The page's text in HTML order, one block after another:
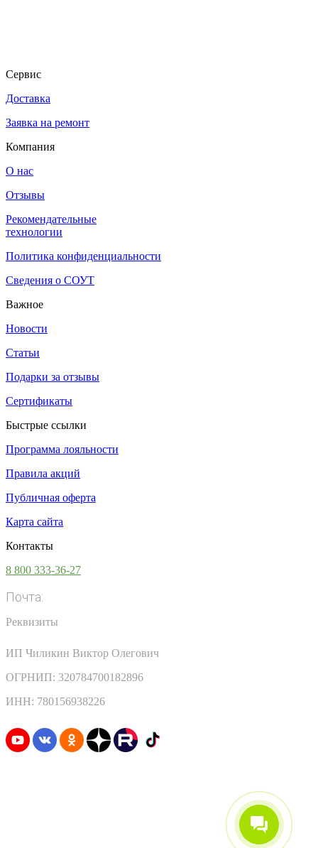
Сервис
Доставка
Заявка на ремонт
Компания
О нас
Отзывы
Рекомендательные
технологии
Политика конфиденциальности
Сведения о СОУТ
Важное
Новости
Статьи
Подарки за отзывы
Сертификаты
Быстрые ссылки
Программа лояльности
Правила акций
Публичная оферта
Карта сайта
Контакты
8 800 333-36-27
Почта:
Реквизиты
ИП Чиликин Виктор Олегович
ОГРНИП: 320784700182896
ИНН: 780156938226